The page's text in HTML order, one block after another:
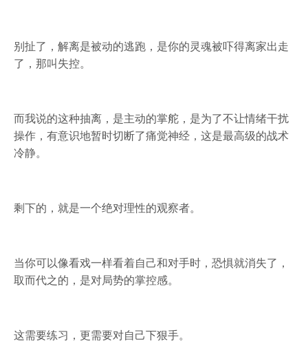
别扯了，解离是被动的逃跑，是你的灵魂被吓得离家出走
了，那叫失控。
而我说的这种抽离，是主动的掌舵，是为了不让情绪干扰
操作，有意识地暂时切断了痛觉神经，这是最高级的战术
冷静。
剩下的，就是一个绝对理性的观察者。
当你可以像看戏一样看着自己和对手时，恐惧就消失了，
取而代之的，是对局势的掌控感。
这需要练习，更需要对自己下狠手。